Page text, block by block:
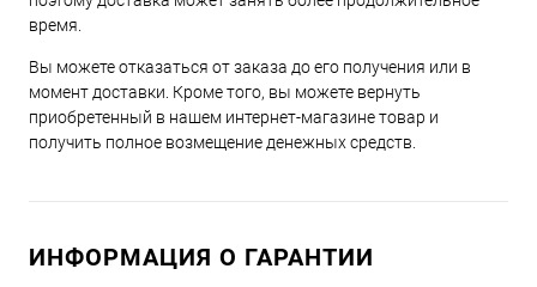
время.
Вы можете отказаться от заказа до его получения или в
момент доставки. Кроме того, вы можете вернуть
приобретенный в нашем интернет-магазине товар и
получить полное возмещение денежных средств.
ИНФОРМАЦИЯ О ГАРАНТИИ